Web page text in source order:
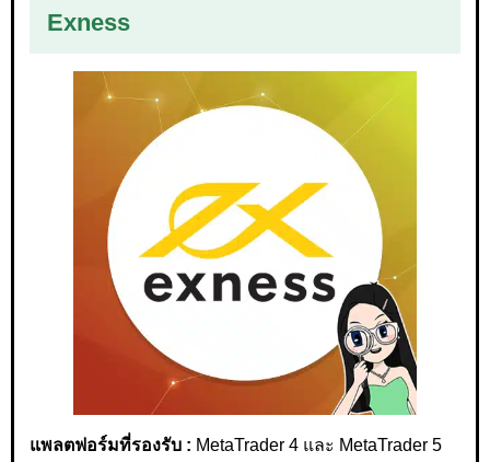
Exness
แพลตฟอร์มที่รองรับ : MetaTrader 4 และ MetaTrader 5